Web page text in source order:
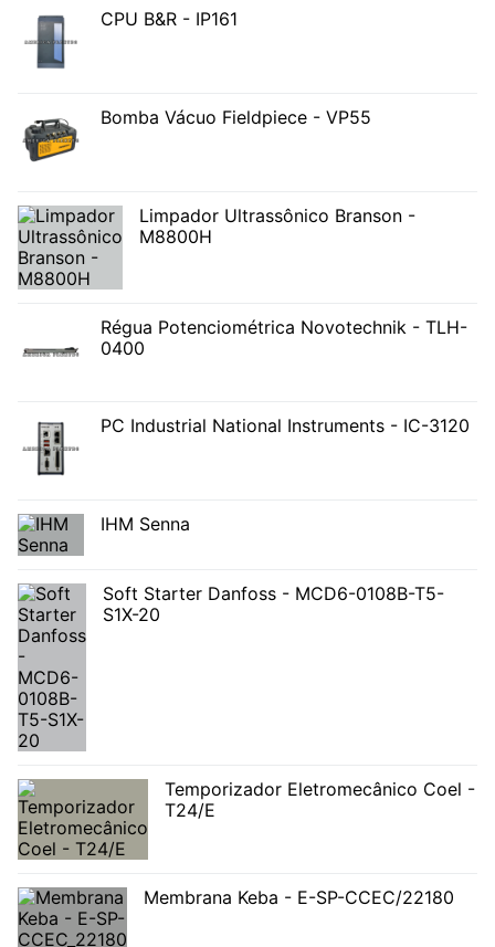
CPU B&R - IP161
Bomba Vácuo Fieldpiece - VP55
Limpador Ultrassônico Branson -
M8800H
Régua Potenciométrica Novotechnik - TLH-
0400
PC Industrial National Instruments - IC-3120
IHM Senna
Soft Starter Danfoss - MCD6-0108B-T5-
S1X-20
Temporizador Eletromecânico Coel -
T24/E
Membrana Keba - E-SP-CCEC/22180